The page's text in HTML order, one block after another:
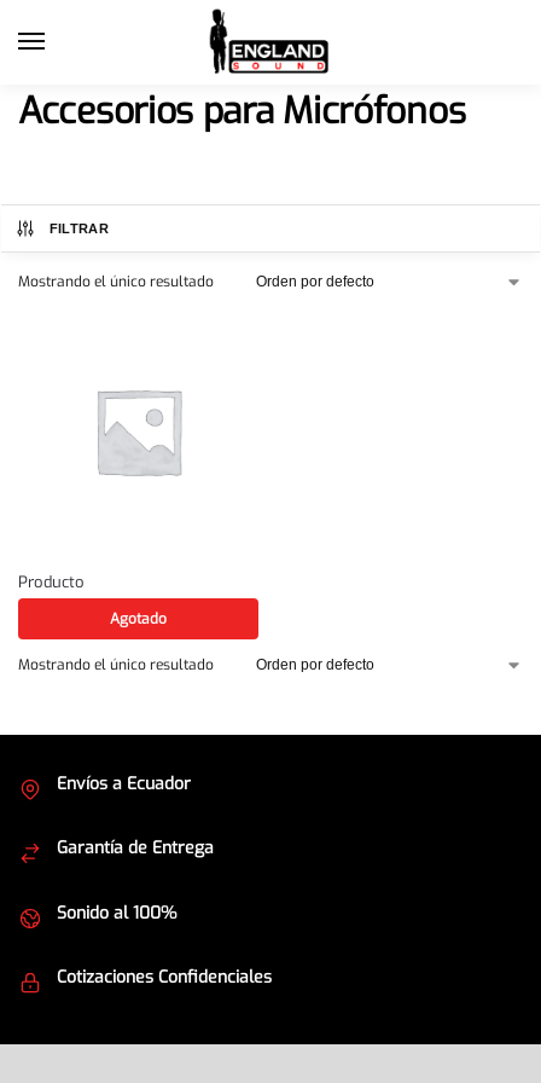
Accesorios para Micrófonos
FILTRAR
Mostrando el único resultado
Producto
Agotado
Mostrando el único resultado
Envíos a Ecuador
Garantía de Entrega
Sonido al 100%
Cotizaciones Confidenciales